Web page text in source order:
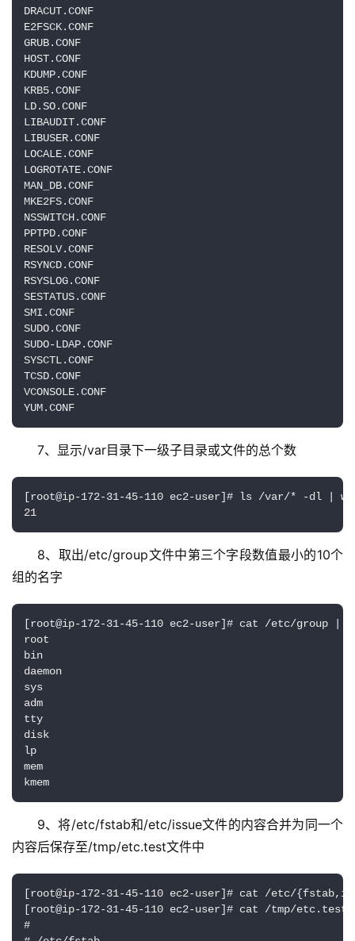
DRACUT.CONF
E2FSCK.CONF
GRUB.CONF
HOST.CONF
KDUMP.CONF
KRB5.CONF
LD.SO.CONF
LIBAUDIT.CONF
LIBUSER.CONF
LOCALE.CONF
LOGROTATE.CONF
MAN_DB.CONF
MKE2FS.CONF
NSSWITCH.CONF
PPTPD.CONF
RESOLV.CONF
RSYNCD.CONF
RSYSLOG.CONF
SESTATUS.CONF
SMI.CONF
SUDO.CONF
SUDO-LDAP.CONF
SYSCTL.CONF
TCSD.CONF
VCONSOLE.CONF
YUM.CONF
7、显示/var目录下一级子目录或文件的总个数
[root@ip-172-31-45-110 ec2-user]# ls /var/* -dl |
21
8、取出/etc/group文件中第三个字段数值最小的10个
组的名字
[root@ip-172-31-45-110 ec2-user]# cat /etc/group
root
bin
daemon
sys
adm
tty
disk
lp
mem
kmem
9、将/etc/fstab和/etc/issue文件的内容合并为同一个
内容后保存至/tmp/etc.test文件中
[root@ip-172-31-45-110 ec2-user]# cat /etc/
[root@ip-172-31-45-110 ec2-user]# cat /tmp/etc.test
#